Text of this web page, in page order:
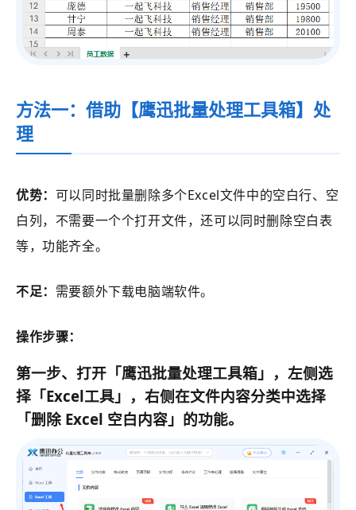
方法一：借助【鹰迅批量处理工具箱】处
理
优势： 可以同时批量删除多个Excel文件中的空白行、空
白列，不需要一个个打开文件，还可以同时删除空白表
等，功能齐全。
不足： 需要额外下载电脑端软件。
操作步骤：
第一步、打开 「鹰迅批量处理工具箱」 ，左侧选
择 「Excel工具」 ，右侧在文件内容分类中选择
「删除 Excel 空白内容 」的功能。